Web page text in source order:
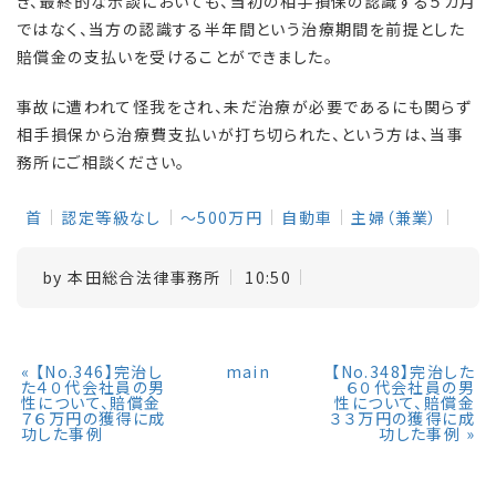
ではなく、当方の認識する半年間という治療期間を前提とした
賠償金の支払いを受けることができました。
事故に遭われて怪我をされ、未だ治療が必要であるにも関らず
相手損保から治療費支払いが打ち切られた、という方は、当事
務所にご相談ください。
首 認定等級なし ～500万円 自動車 主婦（兼業）
by本田総合法律事務所 10:50
« 【No.346】完治し
た４０代会社員の男
性について、賠償金
７６万円の獲得に成
功した事例
main 【No.348】完治した
６０代会社員の男
性について、賠償金
３３万円の獲得に成
功した事例 »